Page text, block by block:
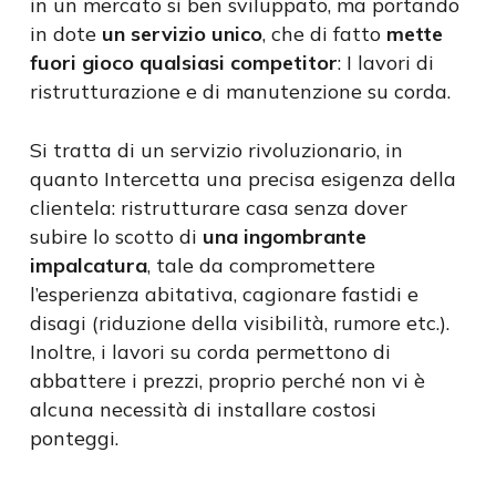
in dote un servizio unico, che di fatto mette
fuori gioco qualsiasi competitor: I lavori di
ristrutturazione e di manutenzione su corda.
Si tratta di un servizio rivoluzionario, in
quanto Intercetta una precisa esigenza della
clientela: ristrutturare casa senza dover
subire lo scotto di una ingombrante
impalcatura, tale da compromettere
l’esperienza abitativa, cagionare fastidi e
disagi (riduzione della visibilità, rumore etc.).
Inoltre, i lavori su corda permettono di
abbattere i prezzi, proprio perché non vi è
alcuna necessità di installare costosi
ponteggi.